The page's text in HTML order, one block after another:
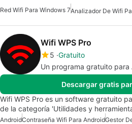
Red Wifi Para Windows 7Analizador De Wifi
Wifi WPS Pro
5 Gratuito
Un programa gratuito
Descargar gratis
Wifi WPS Pro es un software gratuito
de la categoría 'Utilidades y
AndroidContraseña Wifi Para AndroidGestor